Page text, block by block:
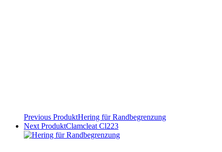
Previous ProduktHering für Randbegrenzung
Next ProduktClamcleat Cl223